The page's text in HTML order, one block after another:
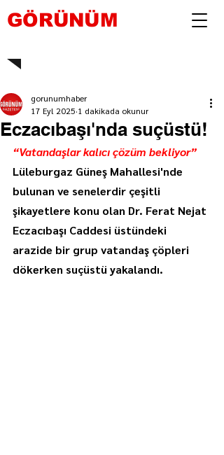
GÖRÜNÜM
Eczacıbaşı'nda suçüstü!
gorunumhaber
17 Eyl 2025 1 dakikada okunur
“Vatandaşlar kalıcı çözüm bekliyor”
Lüleburgaz Güneş Mahallesi'nde
bulunan ve senelerdir çeşitli
şikayetlere konu olan Dr. Ferat Nejat
Eczacıbaşı Caddesi üstündeki
arazide bir grup vatandaş çöpleri
dökerken suçüstü yakalandı.